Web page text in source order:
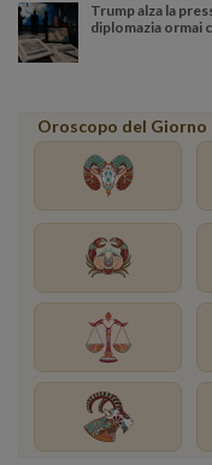
Trump alza la
diplomazia ormai
Oroscopo del Giorno